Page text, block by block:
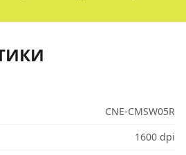
CNE-CMSW05R
1600 dpi